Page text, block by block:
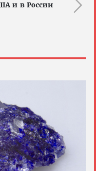
и в России